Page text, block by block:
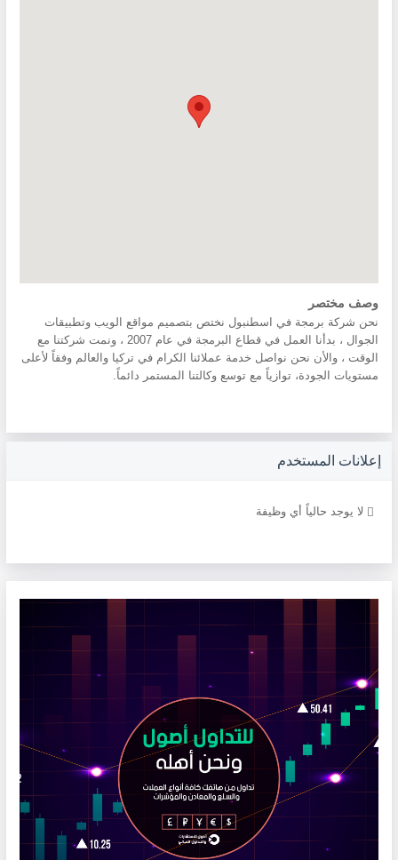
وصف مختصر
نحن شركة برمجة في اسطنبول نختص بتصميم مواقع الويب وتطبيقات
الجوال ، بدأنا العمل في قطاع البرمجة في عام 2007 ، ونمت شركتنا مع
الوقت ، والأن نحن نواصل خدمة عملائنا الكرام في تركيا والعالم وفقاً لأعلى
مستويات الجودة، توازياً مع توسع وكالتنا المستمر دائماً.
إعلانات المستخدم
لا يوجد حالياً أي وظيفة